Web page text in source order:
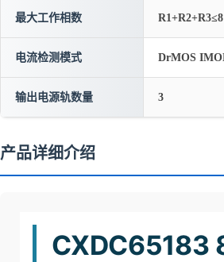
最大工作相数
电流检测模式 DrMOS
输出电源轨数量 3
产品详细介绍
CXDC65183